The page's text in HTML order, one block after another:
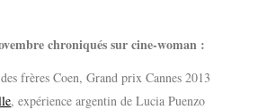
chroniqués sur cine-woman :
des frères Coen, Grand prix Cannes 2013
, expérience argentin de Lucia Puenzo